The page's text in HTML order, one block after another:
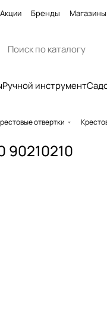
Акции Бренды Магазины
Ручной инструмент
отвертки
90210210